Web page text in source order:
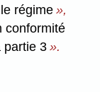
régime»,
conformité
partie 3 ».